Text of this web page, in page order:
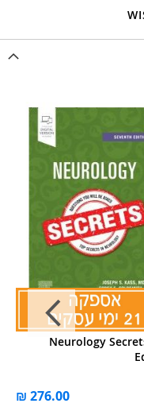
Neurology